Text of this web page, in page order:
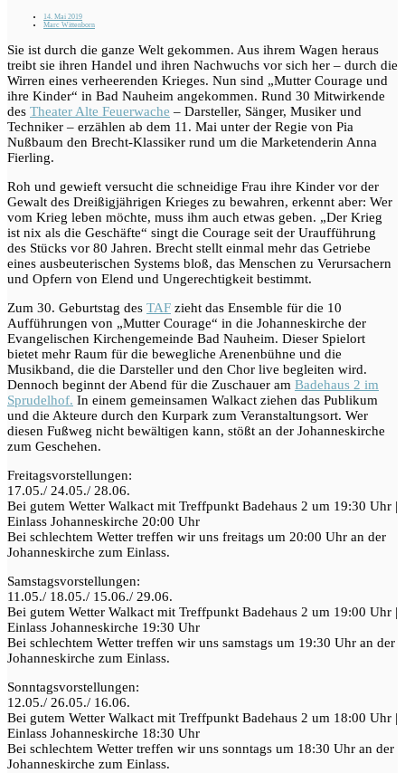
14. Mai 2019
Marc Wittenborn
Sie ist durch die ganze Welt gekommen. Aus ihrem Wagen heraus
treibt sie ihren Handel und ihren Nachwuchs vor sich her – durch die
Wirren eines verheerenden Krieges. Nun sind „Mutter Courage und
ihre Kinder“ in Bad Nauheim angekommen. Rund 30 Mitwirkende
des Theater Alte Feuerwache – Darsteller, Sänger, Musiker und
Techniker – erzählen ab dem 11. Mai unter der Regie von Pia
Nußbaum den Brecht-Klassiker rund um die Marketenderin Anna
Fierling.
Roh und gewieft versucht die schneidige Frau ihre Kinder vor der
Gewalt des Dreißigjährigen Krieges zu bewahren, erkennt aber: Wer
vom Krieg leben möchte, muss ihm auch etwas geben. „Der Krieg
ist nix als die Geschäfte“ singt die Courage seit der Uraufführung
des Stücks vor 80 Jahren. Brecht stellt einmal mehr das Getriebe
eines ausbeuterischen Systems bloß, das Menschen zu Verursachern
und Opfern von Elend und Ungerechtigkeit bestimmt.
Zum 30. Geburtstag des TAF zieht das Ensemble für die 10
Aufführungen von „Mutter Courage“ in die Johanneskirche der
Evangelischen Kirchengemeinde Bad Nauheim. Dieser Spielort
bietet mehr Raum für die bewegliche Arenenbühne und die
Musikband, die die Darsteller und den Chor live begleiten wird.
Dennoch beginnt der Abend für die Zuschauer am Badehaus 2 im
Sprudelhof. In einem gemeinsamen Walkact ziehen das Publikum
und die Akteure durch den Kurpark zum Veranstaltungsort. Wer
diesen Fußweg nicht bewältigen kann, stößt an der Johanneskirche
zum Geschehen.
Freitagsvorstellungen:
17.05./ 24.05./ 28.06.
Bei gutem Wetter Walkact mit Treffpunkt Badehaus 2 um 19:30 Uhr |
Einlass Johanneskirche 20:00 Uhr
Bei schlechtem Wetter treffen wir uns freitags um 20:00 Uhr an der
Johanneskirche zum Einlass.
Samstagsvorstellungen:
11.05./ 18.05./ 15.06./ 29.06.
Bei gutem Wetter Walkact mit Treffpunkt Badehaus 2 um 19:00 Uhr |
Einlass Johanneskirche 19:30 Uhr
Bei schlechtem Wetter treffen wir uns samstags um 19:30 Uhr an der
Johanneskirche zum Einlass.
Sonntagsvorstellungen:
12.05./ 26.05./ 16.06.
Bei gutem Wetter Walkact mit Treffpunkt Badehaus 2 um 18:00 Uhr |
Einlass Johanneskirche 18:30 Uhr
Bei schlechtem Wetter treffen wir uns sonntags um 18:30 Uhr an der
Johanneskirche zum Einlass.